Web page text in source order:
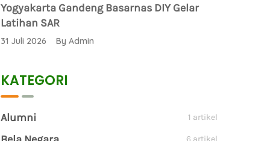
Yogyakarta Gandeng Basarnas DIY Gelar
Latihan SAR
31 Juli 2026 By Admin
KATEGORI
Alumni 1 artikel
6 artikel